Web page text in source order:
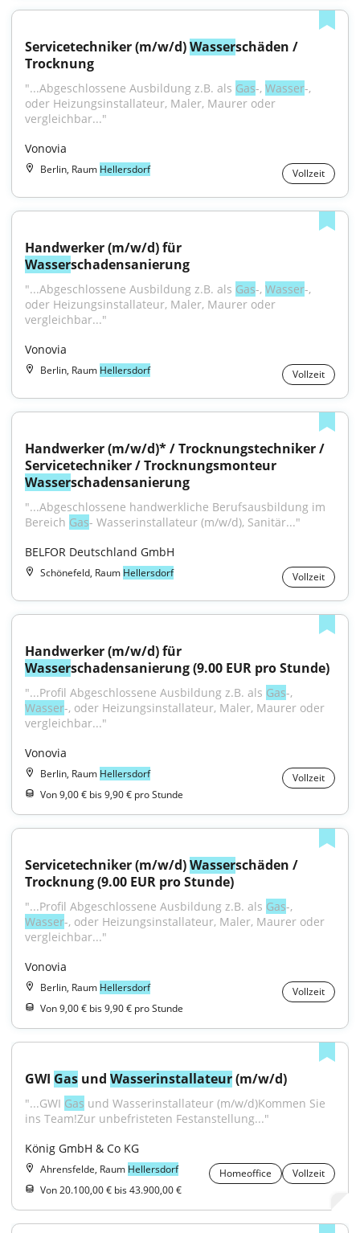
Servicetechniker (m/w/d) Wasserschäden /
Trocknung
"...Abgeschlossene Ausbildung z.B. als Gas-, Wasser-,
oder Heizungsinstallateur, Maler, Maurer oder
vergleichbar..."
Vonovia
Berlin, Raum Hellersdorf Vollzeit
Wasserschadensanierung
"...Abgeschlossene Ausbildung z.B. als Gas-, Wasser-,
oder Heizungsinstallateur, Maler, Maurer oder
vergleichbar..."
Vonovia
Berlin, Raum Hellersdorf Vollzeit
Handwerker (m/w/d)* / Trocknungstechniker /
Wasserschadensanierung
"...Abgeschlossene handwerkliche Berufsausbildung im
Bereich Gas- Wasserinstallateur (m/w/d), Sanitär..."
BELFOR Deutschland GmbH
Schönefeld, Raum Hellersdorf Vollzeit
Wasserschadensanierung (9.00 EUR pro Stunde)
"...Profil Abgeschlossene Ausbildung z.B. als Gas
Wasser-, oder Heizungsinstallateur, Maler, Maurer oder
vergleichbar..."
Vonovia
Berlin, Raum Hellersdorf
Vollzeit
Von 9,00 € bis 9,90 € pro Stunde
Servicetechniker (m/w/d) Wasserschäden /
Trocknung (9.00 EUR pro Stunde)
"...Profil Abgeschlossene Ausbildung z.B. als Gas
Wasser-, oder Heizungsinstallateur, Maler, Maurer oder
vergleichbar..."
Vonovia
Berlin, Raum Hellersdorf
Vollzeit
Von 9,00 € bis 9,90 € pro Stunde
GWI Gas und Wasserinstallateur (m/w/d)
"...GWI Gas und Wasserinstallateur (m/w/d)Kommen Sie
ins Team!Zur unbefristeten Festanstellung..."
König GmbH & Co KG
Ahrensfelde, Raum Hellersdorf Homeoffice
Vollzeit
Von 20.100,00 € bis 43.900,00 €